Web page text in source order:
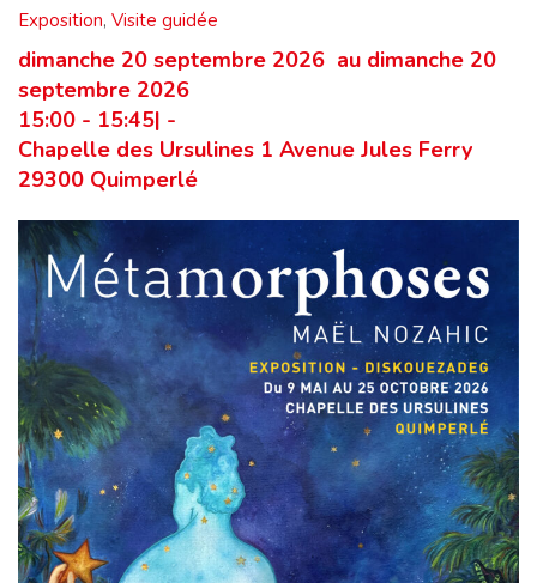
Exposition, Visite guidée
dimanche 20 septembre 2026 au dimanche 20
septembre 2026
15:00 - 15:45| -
Chapelle des Ursulines 1 Avenue Jules Ferry
29300 Quimperlé